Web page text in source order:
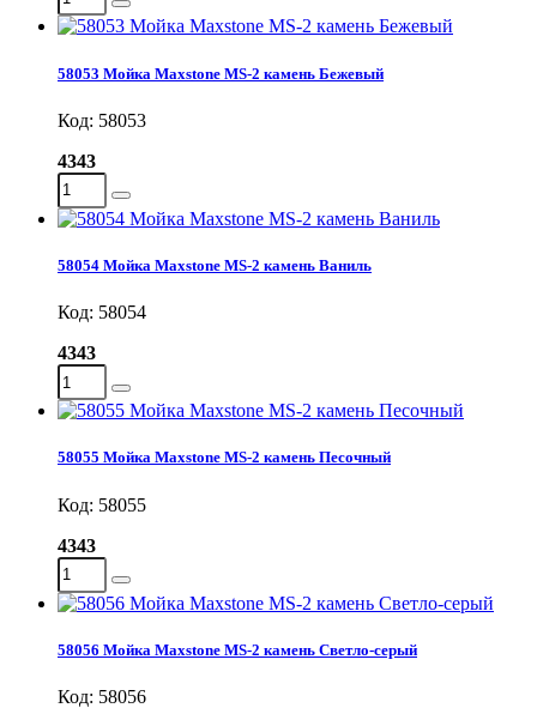
58053 Мойка Maxstone MS-2 камень Бежевый
Код: 58053
4343
58054 Мойка Maxstone MS-2 камень Ваниль
Код: 58054
4343
58055 Мойка Maxstone MS-2 камень Песочный
Код: 58055
4343
58056 Мойка Maxstone MS-2 камень Светло-серый
Код: 58056